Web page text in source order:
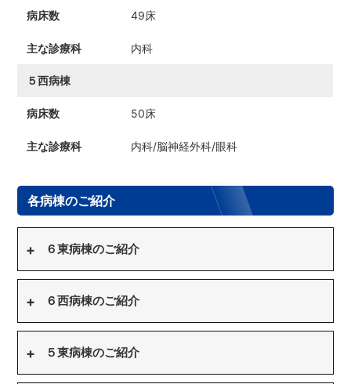
49床
内科
５西病棟
50床
内科/脳神経外科/眼科
各病棟のご紹介
６東病棟のご紹介
６西病棟のご紹介
５東病棟のご紹介